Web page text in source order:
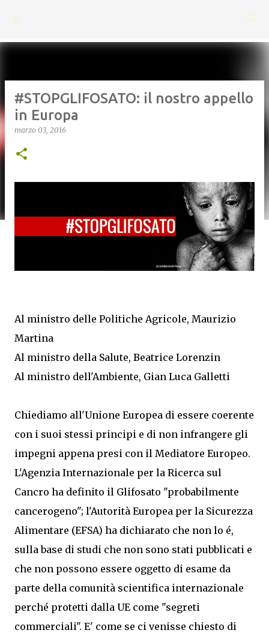
#STOPGLIFOSATO: il nostro appello
in Europa
marzo 03, 2016
Al ministro delle Politiche Agricole, Maurizio
Martina
Al ministro della Salute, Beatrice Lorenzin
Al ministro dell'Ambiente, Gian Luca Galletti
Chiediamo all'Unione Europea di essere coerente
con i suoi stessi principi e di non infrangere gli
impegni appena presi con il Mediatore Europeo.
L'Agenzia Internazionale per la Ricerca sul
Cancro ha definito il Glifosato "probabilmente
cancerogeno"; l'Autorità Europea per la Sicurezza
Alimentare (EFSA) ha dichiarato che non lo é,
sulla base di studi che non sono stati pubblicati e
che non possono essere oggetto di esame da
parte della comunità scientifica internazionale
perché protetti dalla UE come "segreti
commerciali". E' come se ci venisse chiesto di